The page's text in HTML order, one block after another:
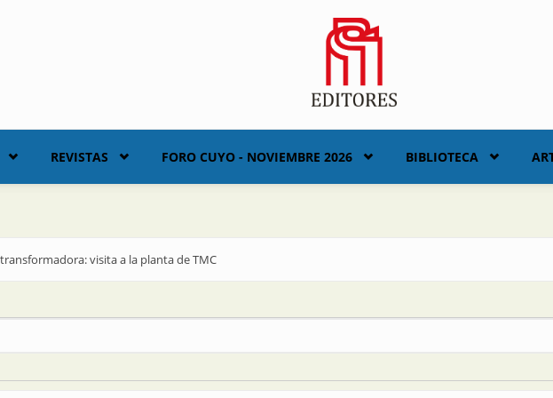
REVISTAS FORO CUYO - NOVIEMBRE 2026 BIBLIOTECA
visita a la planta de TMC